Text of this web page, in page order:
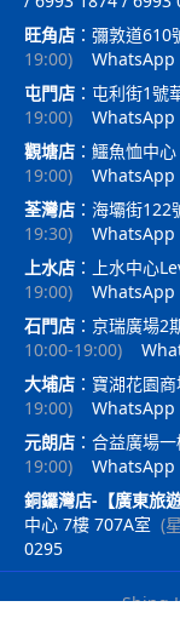
旺角店 ： 彌敦道610
19:00)
WhatsApp
屯門店 ： 屯利街1號
19:00)
WhatsApp
觀塘店 ： 鱷魚恤中
19:00)
WhatsApp
荃灣店 ： 海壩街122
19:30)
WhatsApp
上水店 ： 上水中心
19:00)
WhatsApp
石門店 ： 京瑞廣場2
10:00-19:00)
大埔店 ： 寶湖花園
19:00)
WhatsApp
元朗店 ： 合益廣場
19:00)
WhatsApp
銅鑼灣店-【廣東旅
中心 7樓 707A室 (
0295
Shing